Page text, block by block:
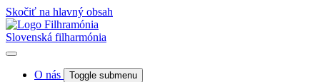
Skočiť na hlavný obsah
Slovenská filharmónia
O nás Toggle submenu